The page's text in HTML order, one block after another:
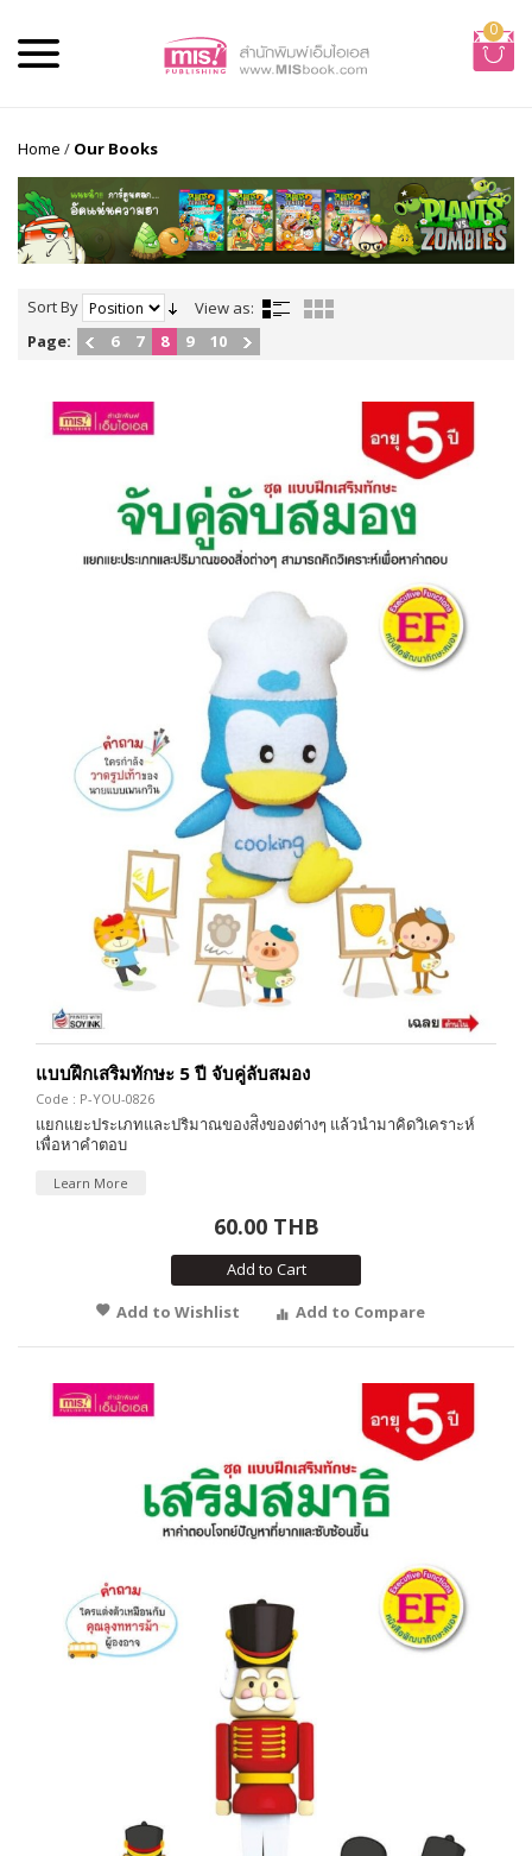
0
Home / Our Books
Sort By
View as:
Page:
6 7 8 9 10
แบบฝึกเสริมทักษะ 5 ปี จับคู่ลับสมอง
Code : P-YOU-0826
แยกแยะประเภทและปริมาณของส่ิงของต่างๆ แล้วนำมาคิดวิเคราะห์
เพื่อหาคำตอบ
Learn More
60.00 THB
Add to Cart
Add to Wishlist
Add to Compare